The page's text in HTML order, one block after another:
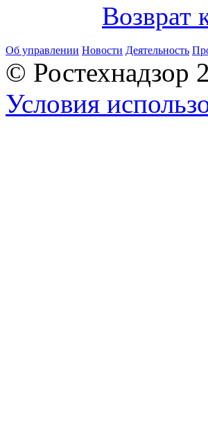
Возврат
Об управлении Новости Деятельность
© Ростехнадзор
Условия